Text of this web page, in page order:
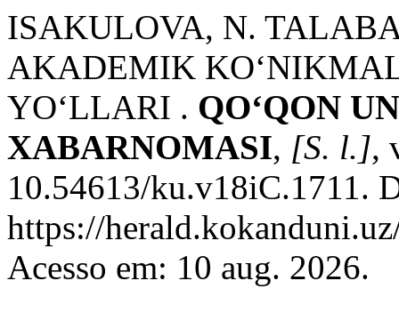
ISAKULOVA, N.
AKADEMIK
YO‘LLARI . QO‘QON
XABARNOMASI, [S. l.],
10.54613/ku.v18iC.1711.
https://
Acesso em: 10 aug. 2026.